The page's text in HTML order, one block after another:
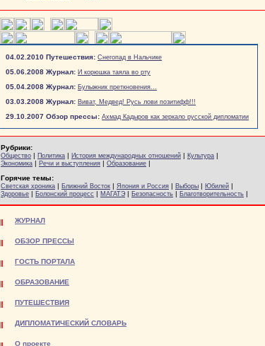
04.02.2010 Путешествия: Снегопад в Нальчике
05.06.2008 Журнал: И корюшка таяла во рту
05.04.2008 Журнал: Булыжник преткновения...
03.03.2008 Журнал: Виват, Медвед! Русь лови позитифф!!!
29.10.2007 Обзор прессы: Ахмад Кадыров как зеркало русской дипломатии
Рубрики:
Общество | Политика | История международных отношений | Культура |
Экономика | Речи и выступления | Образование |
Горячие темы:
Светская хроника | Ближний Восток | Япония и Россия | Выборы | Юбилей |
Здоровье | Болонский процесс | МАГАТЭ | Безопасность | Благотворительность |
ЖУРНАЛ
ОБЗОР ПРЕССЫ
ГОСТЬ ПОРТАЛА
ОБРАЗОВАНИЕ
ПУТЕШЕСТВИЯ
ДИПЛОМАТИЧЕСКИЙ СЛОВАРЬ
О проекте